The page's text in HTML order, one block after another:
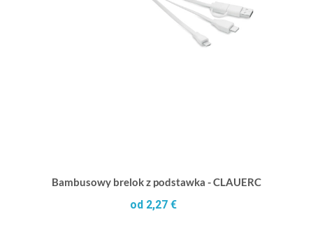
Bambusowy brelok z podstawka - CLAUERC
od 2,27 €